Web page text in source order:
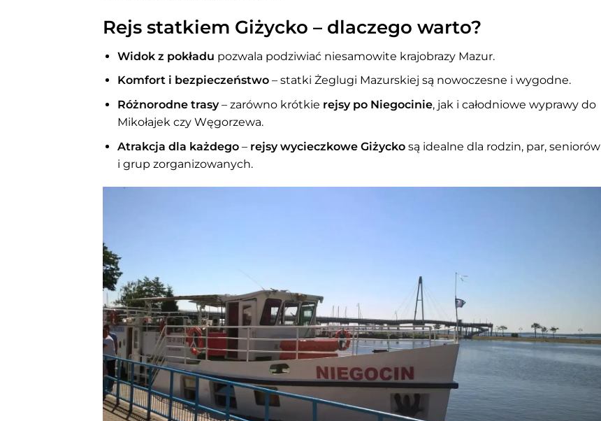
Rejs statkiem Giżycko – dlaczego warto?
Widok z pokładu pozwala podziwiać niesamowite krajobrazy Mazur.
Komfort i bezpieczeństwo– statki Żeglugi Mazurskiej są nowoczesne i wygodne.
Różnorodne trasy– zarówno krótkie rejsy po Niegocinie, jak i całodniowe wyprawy do
Mikołajek czy Węgorzewa.
Atrakcja dla każdego– rejsy wycieczkowe Giżyckosą idealne dla rodzin, par, seniorów
i grup zorganizowanych.